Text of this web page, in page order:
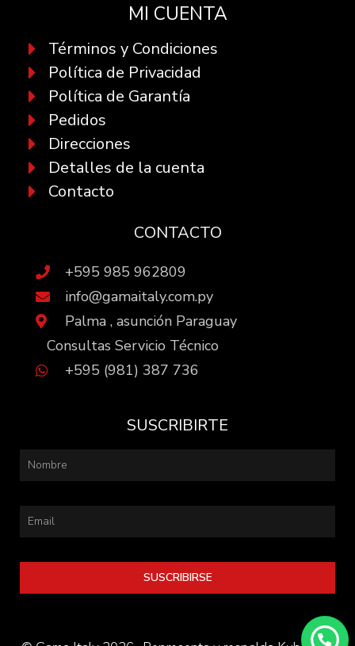
MI CUENTA
Términos y Condiciones
Política de Privacidad
Política de Garantía
Pedidos
Direcciones
Detalles de la cuenta
Contacto
CONTACTO
+595 985 962809
info@gamaitaly.com.py
Palma , asunción Paraguay
Consultas Servicio Técnico
+595 (981) 387 736
SUSCRIBIRTE
SUSCRIBIRSE